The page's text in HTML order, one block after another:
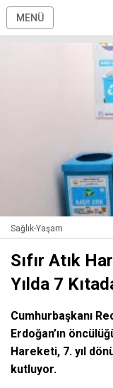
MENÜ
Sağlık-Yaşam
Sıfır Atık
Yılda 7
Cumhurbaşkanı
Erdoğan’ın
Hareketi, 7. yıl
kutluyor.